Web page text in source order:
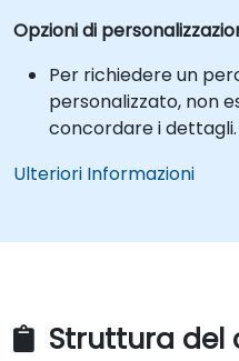
Opzioni di
Per richiedere un
personalizzato, non
concordare i dettagli.
Ulteriori Informazioni
Struttura del